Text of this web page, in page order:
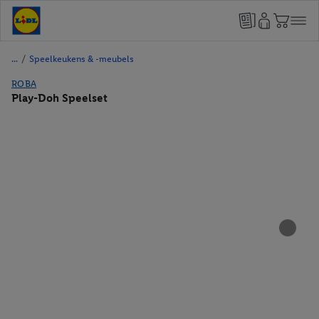
/ Speelkeukens & -meubels
ROBA
Play-Doh Speelset